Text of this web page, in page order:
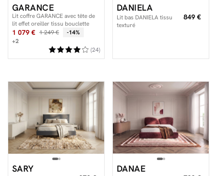
GARANCE
Lit coffre GARANCE avec tête de
lit effet oreiller tissu bouclette
1 079 € 1 249 €
-14%
+2
(24)
DANIELA
Lit bas DANIELA tissu
texturé
849 €
SARY DANAE